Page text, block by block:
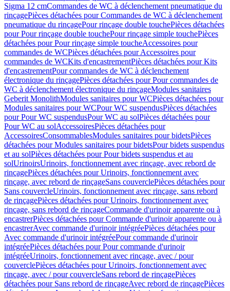
Sigma 12 cmCommandes de WC à déclenchement pneumatique du
rinçagePièces détachées pour Commandes de WC à déclenchement
pneumatique du rinçagePour rinçage double touchePièces détachées
pour Pour rinçage double touchePour rinçage simple touchePièces
détachées pour Pour rinçage simple toucheAccessoires pour
commandes de WCPièces détachées pour Accessoires pour
commandes de WCKits d'encastrementPièces détachées pour Kits
d'encastrementPour commandes de WC à déclenchement
électronique du rinçagePièces détachées pour Pour commandes de
WC à déclenchement électronique du rinçageModules sanitaires
Geberit MonolithModules sanitaires pour WCPièces détachées pour
Modules sanitaires pour WCPour WC suspendusPièces détachées
pour Pour WC suspendusPour WC au solPièces détachées pour
Pour WC au solAccessoiresPièces détachées pour
AccessoiresConsommablesModules sanitaires pour bidetsPièces
détachées pour Modules sanitaires pour bidetsPour bidets suspendus
et au solPièces détachées pour Pour bidets suspendus et au
solUrinoirsUrinoirs, fonctionnement avec rinçage, avec rebord de
rinçagePièces détachées pour Urinoirs, fonctionnement avec
rinçage, avec rebord de rinçageSans couverclePièces détachées pour
Sans couvercleUrinoirs, fonctionnement avec rinçage, sans rebord
de rinçagePièces détachées pour Urinoirs, fonctionnement avec
rinçage, sans rebord de rinçageCommande d'urinoir apparente ou à
encastrerPièces détachées pour Commande d'urinoir apparente ou à
encastrerAvec commande d'urinoir intégréePièces détachées pour
Avec commande d'urinoir intégréePour commande d'urinoir
intégréePièces détachées pour Pour commande d'urinoir
intégréeUrinoirs, fonctionnement avec rinçage, avec / pour
couverclePièces détachées pour Urinoirs, fonctionnement avec
rinçage, avec / pour couvercleSans rebord de rinçagePièces
détachées pour Sans rebord de rinçageAvec rebord de rinçagePièces